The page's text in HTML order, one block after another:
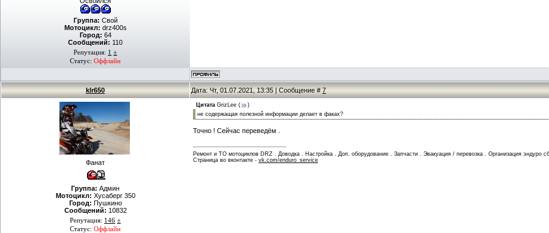
Группа: Свой
Мотоцикл: drz400s
Город: 64
Сообщений: 110
Репутация: 1 ±
Статус: Оффлайн
klr650 Дата: Чт, 01.07.2021, 13:35 | Сообщение # 7
Фанат
Группа: Админ
Мотоцикл: Хусаберг 350
Город: Пушкино
Сообщений: 10832
Репутация: 146 ±
Статус: Оффлайн
Цитата GrizLee (
)
не содержащая полезной информации делает в факах?
Точно ! Сейчас переведём .
Ремонт и ТО мотоциклов DRZ . Доводка . Настройка . Доп. оборудование . Запчасти . Эвакуация / перевозка . Организация эндуро
Страница во вконтакте - vk.com/enduro_service